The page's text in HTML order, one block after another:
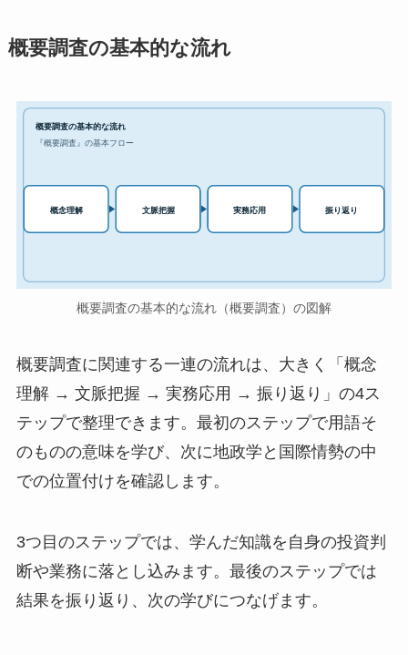
概要調査の基本的な流れ
概要調査の基本的な流れ
『概要調査』の基本フロー
概念理解 文脈把握 実務応用 振り返り
概要調査の基本的な流れ（概要調査）の図解
概要調査に関連する一連の流れは、大きく「概念
理解 → 文脈把握 → 実務応用 → 振り返り」の4ス
テップで整理できます。最初のステップで用語そ
のものの意味を学び、次に地政学と国際情勢の中
での位置付けを確認します。
3つ目のステップでは、学んだ知識を自身の投資判
断や業務に落とし込みます。最後のステップでは
結果を振り返り、次の学びにつなげます。